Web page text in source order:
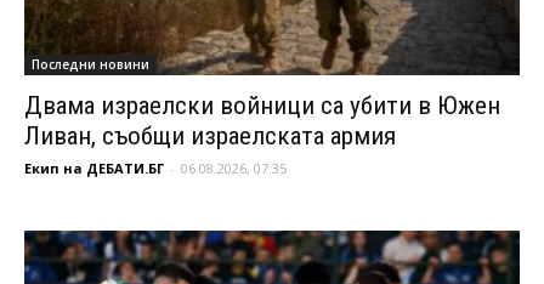
Последни новини
Двама израелски войници са убити в Южен
Ливан, съобщи израелската армия
Екип на ДЕБАТИ.БГ - 06.08.2026, 07:35